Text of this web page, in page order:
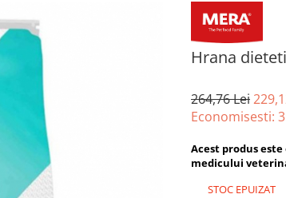
Hrana
264,76 Lei
Economisesti:
Acest produs
medicului
STOC EPUIZAT